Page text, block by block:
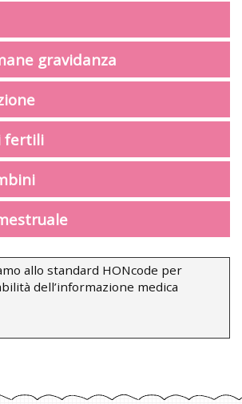
gravidanza
fertili
allo standard HONcode per
dell’informazione medica